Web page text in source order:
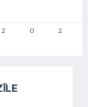
2 0 2